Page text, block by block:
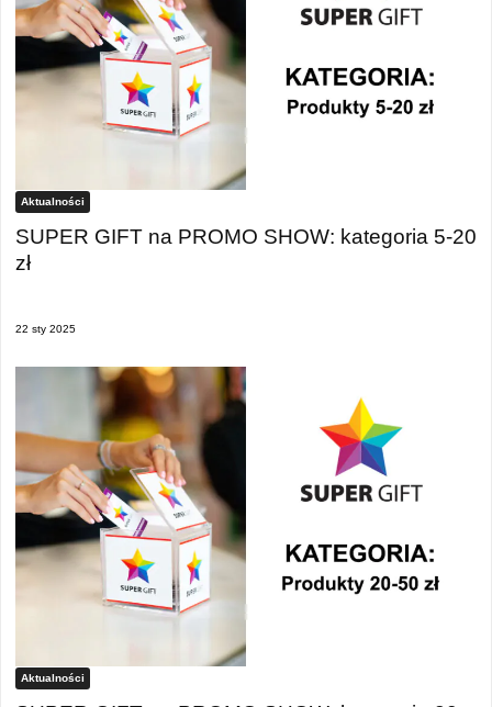
Aktualności
SUPER GIFT na PROMO SHOW: kategoria 5-20
zł
22 sty 2025
Aktualności